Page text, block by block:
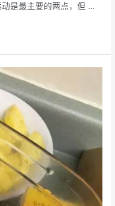
是最主要的两点，但 …